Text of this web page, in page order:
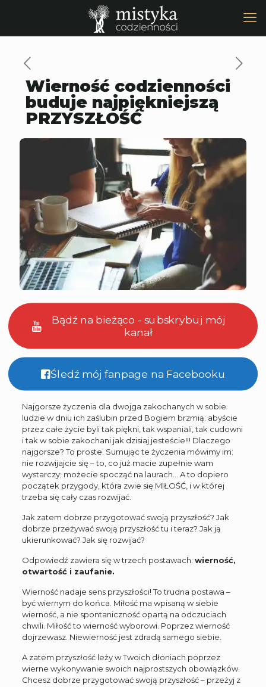
Wierność codzienności
buduje najpiękniejszą
PRZYSZŁOŚĆ
Bądź na bieżąco - subskrybuj mój
kanał
Śledź mój fanpage na Facebooku
Najgorsze życzenia dla dwojga zakochanych w sobie
ludzie w dniu ich zaślubin przed Bogiem brzmią: abyście
przez całe życie byli tak piękni, tak wspaniali, tak cudowni
i tak w sobie zakochani jak dzisiaj jesteście!!! Dlaczego
najgorsze? To proste. Sumując te życzenia mówimy im:
nie rozwijajcie się – to, co już macie zupełnie wam
wystarczy; możecie spocząć na laurach… A to dopiero
początek przygody, która zwie się MIŁOŚĆ, i w której
trzeba się cały czas rozwijać.
Jak zatem dobrze przygotować swoją przyszłość? Jak
dobrze przeżywać swoją przyszłość tu i teraz? Jak ją
ukierunkować? Jak się rozwijać?
Odpowiedź zawiera się w trzech postawach: wierność,
otwartość i zaufanie.
Wierność nadaje sens przyszłości! To trudna postawa –
być wiernym do końca. Miłość ma wpisaną w siebie
wierność, a nie spontaniczność opartą na odczuciach
chwili. Miłość to wierność wyborowi. Poprzez wierność
dojrzewasz. Niewierność jest zdradą samego siebie.
A zatem przyszłość leży w Twoich dłoniach poprzez
wierne wykonywanie swoich najprostszych obowiązków.
Chcesz dobrze przygotować swoją przyszłość – przeżyj z